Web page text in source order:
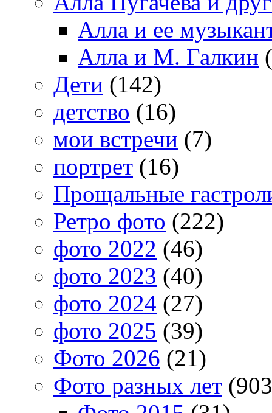
Алла и ее
Алла и М. Галкин
Дети (142)
детство (16)
мои встречи (7)
портрет (16)
Прощальные
Ретро фото (222)
фото 2022 (46)
фото 2023 (40)
фото 2024 (27)
фото 2025 (39)
Фото 2026 (21)
Фото разных лет